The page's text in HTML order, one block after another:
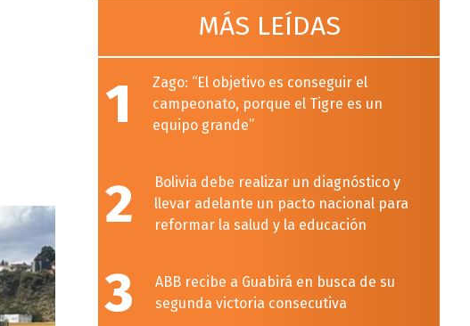
MÁS LEÍDAS
1
Zago: “El objetivo es conseguir el
campeonato, porque el Tigre es un
equipo grande”
2
Bolivia debe realizar un diagnóstico y
llevar adelante un pacto nacional para
reformar la salud y la educación
3
ABB recibe a Guabirá en busca de su
segunda victoria consecutiva